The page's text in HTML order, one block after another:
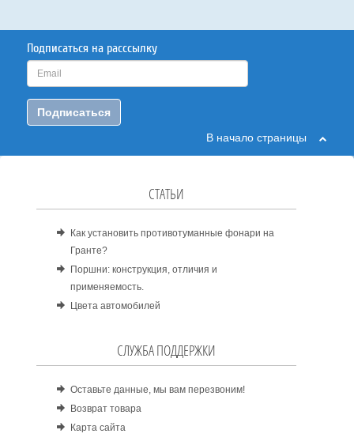
Подписаться на расссылку
Подписаться
В начало страницы
СТАТЬИ
Как установить противотуманные фонари на
Гранте?
Поршни: конструкция, отличия и
применяемость.
Цвета автомобилей
СЛУЖБА ПОДДЕРЖКИ
Оставьте данные, мы вам перезвоним!
Возврат товара
Карта сайта